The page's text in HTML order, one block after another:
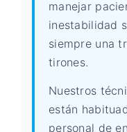
manejar
inestabilidad
siempre una
tirones.
Nuestros
están
personal de